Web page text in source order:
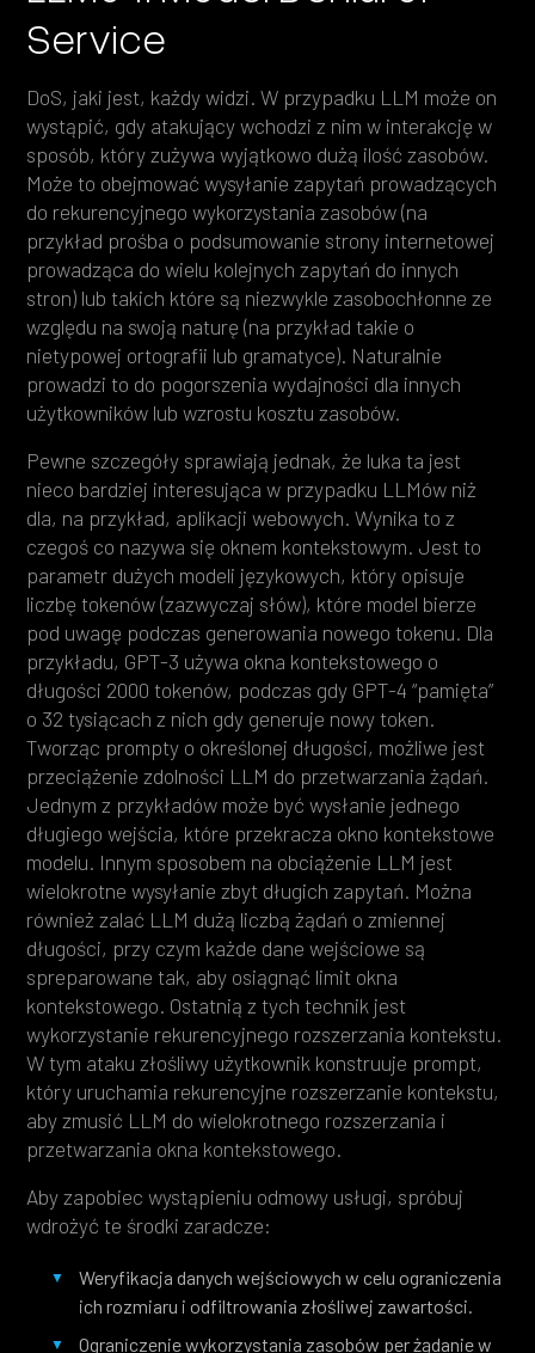
Service
DoS, jaki jest, każdy widzi. W przypadku LLM może on
wystąpić, gdy atakujący wchodzi z nim w interakcję w
sposób, który zużywa wyjątkowo dużą ilość zasobów.
Może to obejmować wysyłanie zapytań prowadzących
do rekurencyjnego wykorzystania zasobów (na
przykład prośba o podsumowanie strony internetowej
prowadząca do wielu kolejnych zapytań do innych
stron) lub takich które są niezwykle zasobochłonne ze
względu na swoją naturę (na przykład takie o
nietypowej ortografii lub gramatyce). Naturalnie
prowadzi to do pogorszenia wydajności dla innych
użytkowników lub wzrostu kosztu zasobów.
Pewne szczegóły sprawiają jednak, że luka ta jest
nieco bardziej interesująca w przypadku LLMów niż
dla, na przykład, aplikacji webowych. Wynika to z
czegoś co nazywa się oknem kontekstowym. Jest to
parametr dużych modeli językowych, który opisuje
liczbę tokenów (zazwyczaj słów), które model bierze
pod uwagę podczas generowania nowego tokenu. Dla
przykładu, GPT-3 używa okna kontekstowego o
długości 2000 tokenów, podczas gdy GPT-4 “pamięta”
o 32 tysiącach z nich gdy generuje nowy token.
Tworząc prompty o określonej długości, możliwe jest
przeciążenie zdolności LLM do przetwarzania żądań.
Jednym z przykładów może być wysłanie jednego
długiego wejścia, które przekracza okno kontekstowe
modelu. Innym sposobem na obciążenie LLM jest
wielokrotne wysyłanie zbyt długich zapytań. Można
również zalać LLM dużą liczbą żądań o zmiennej
długości, przy czym każde dane wejściowe są
spreparowane tak, aby osiągnąć limit okna
kontekstowego. Ostatnią z tych technik jest
wykorzystanie rekurencyjnego rozszerzania kontekstu.
W tym ataku złośliwy użytkownik konstruuje prompt,
który uruchamia rekurencyjne rozszerzanie kontekstu,
aby zmusić LLM do wielokrotnego rozszerzania i
przetwarzania okna kontekstowego.
Aby zapobiec wystąpieniu odmowy usługi, spróbuj
wdrożyć te środki zaradcze:
Weryfikacja danych wejściowych w celu ograniczenia
ich rozmiaru i odfiltrowania złośliwej zawartości.
Ograniczenie wykorzystania zasobów per żądanie w